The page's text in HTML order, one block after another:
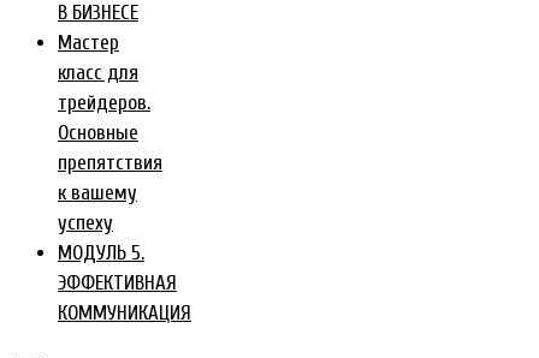
В БИЗНЕСЕ
Мастер
класс для
трейдеров.
Основные
препятствия
к вашему
успеху
МОДУЛЬ 5.
ЭФФЕКТИВНАЯ
КОММУНИКАЦИЯ